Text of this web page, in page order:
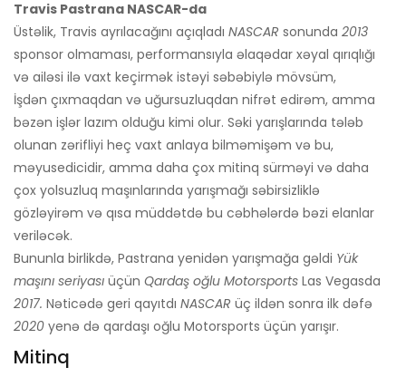
Travis Pastrana NASCAR-da
Üstəlik, Travis ayrılacağını açıqladı NASCAR sonunda 2013
sponsor olmaması, performansıyla əlaqədar xəyal qırıqlığı
və ailəsi ilə vaxt keçirmək istəyi səbəbiylə mövsüm,
İşdən çıxmaqdan və uğursuzluqdan nifrət edirəm, amma
bəzən işlər lazım olduğu kimi olur. Səki yarışlarında tələb
olunan zərifliyi heç vaxt anlaya bilməmişəm və bu,
məyusedicidir, amma daha çox mitinq sürməyi və daha
çox yolsuzluq maşınlarında yarışmağı səbirsizliklə
gözləyirəm və qısa müddətdə bu cəbhələrdə bəzi elanlar
veriləcək.
Bununla birlikdə, Pastrana yenidən yarışmağa gəldi Yük
maşını seriyası üçün Qardaş oğlu Motorsports Las Vegasda
2017. Nəticədə geri qayıtdı NASCAR üç ildən sonra ilk dəfə
2020 yenə də qardaşı oğlu Motorsports üçün yarışır.
Mitinq